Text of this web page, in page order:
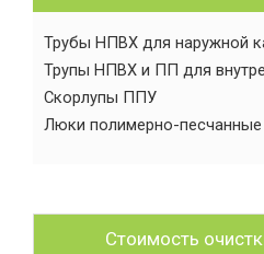
Трубы НПВХ для наружной
Трупы НПВХ и ПП для
Скорлупы ППУ
Люки полимерно-песчанные
Стоимость